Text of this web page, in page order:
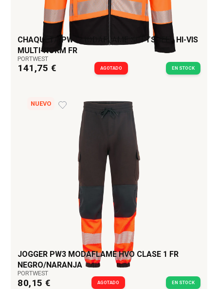
CHAQUETA PW3 MODAFLAME SOFTSHELL HI-VIS
MULTI-NORM FR
PORTWEST
141,75 € AGOTADO EN STOCK
NUEVO
JOGGER PW3 MODAFLAME HVO CLASE 1 FR
NEGRO/NARANJA
PORTWEST
80,15 € AGOTADO EN STOCK